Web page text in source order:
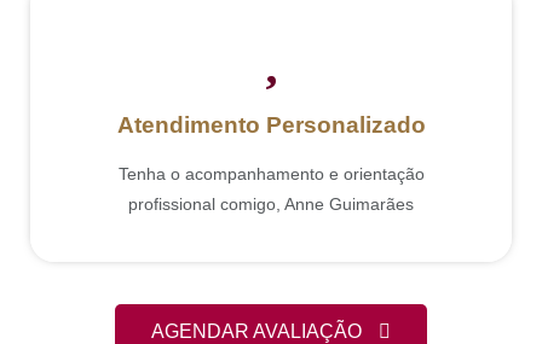
Atendimento Personalizado
Tenha o acompanhamento e orientação
profissional comigo, Anne Guimarães
AGENDAR AVALIAÇÃO